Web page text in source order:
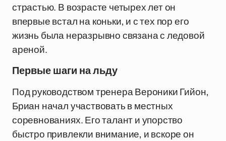
страстью. В возрасте четырех лет он
впервые встал на коньки, и с тех пор его
жизнь была неразрывно связана с ледовой
ареной.
Первые шаги на льду
Под руководством тренера Вероники Гийон,
Бриан начал участвовать в местных
соревнованиях. Его талант и упорство
быстро привлекли внимание, и вскоре он